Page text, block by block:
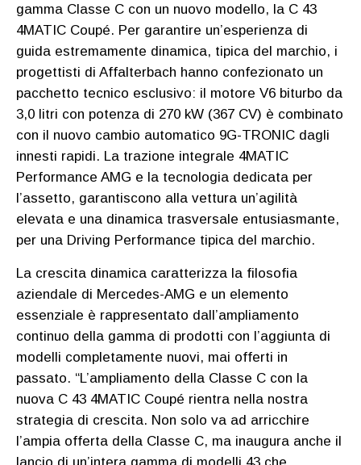
gamma Classe C con un nuovo modello, la C 43
4MATIC Coupé. Per garantire un’esperienza di
guida estremamente dinamica, tipica del marchio, i
progettisti di Affalterbach hanno confezionato un
pacchetto tecnico esclusivo: il motore V6 biturbo da
3,0 litri con potenza di 270 kW (367 CV) è combinato
con il nuovo cambio automatico 9G-TRONIC dagli
innesti rapidi. La trazione integrale 4MATIC
Performance AMG e la tecnologia dedicata per
l’assetto, garantiscono alla vettura un’agilità
elevata e una dinamica trasversale entusiasmante,
per una Driving Performance tipica del marchio.
La crescita dinamica caratterizza la filosofia
aziendale di Mercedes-AMG e un elemento
essenziale è rappresentato dall’ampliamento
continuo della gamma di prodotti con l’aggiunta di
modelli completamente nuovi, mai offerti in
passato. “L’ampliamento della Classe C con la
nuova C 43 4MATIC Coupé rientra nella nostra
strategia di crescita. Non solo va ad arricchire
l’ampia offerta della Classe C, ma inaugura anche il